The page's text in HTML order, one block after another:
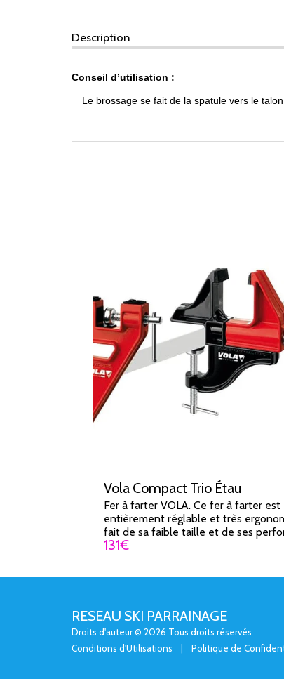
Description
Conseil d’utilisation :
Le brossage se fait de la spatule vers le
Vola Compact Trio Étau
Fer à farter VOLA. Ce fer à farter est
entièrement réglable et très
fait de sa faible taille et de ses
ce fer deviendra un outil facilement
131€
RESEAU SKI PARRAINAGE
Droits d'auteur © 2026 Tous droits réservés
Conditions d'Utilisations
Politique de